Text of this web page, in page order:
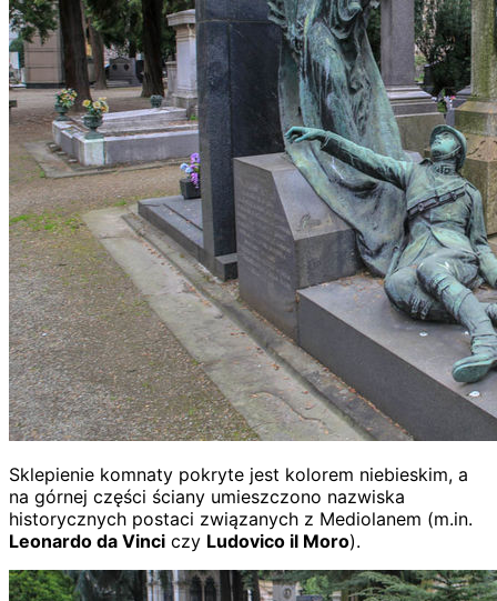
Sklepienie komnaty pokryte jest kolorem niebieskim, a
na górnej części ściany umieszczono nazwiska
historycznych postaci związanych z Mediolanem (m.in.
Leonardo da Vinci czy Ludovico il Moro).